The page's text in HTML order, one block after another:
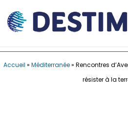
Accueil » Méditerranée» Rencontres
résister à la